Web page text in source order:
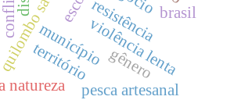
municípioresistência
natureza
violência lenta
território gênero
pesca artesanal
brasil